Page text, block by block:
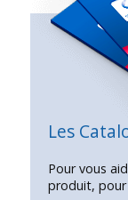
Les
Pour vous
produit,